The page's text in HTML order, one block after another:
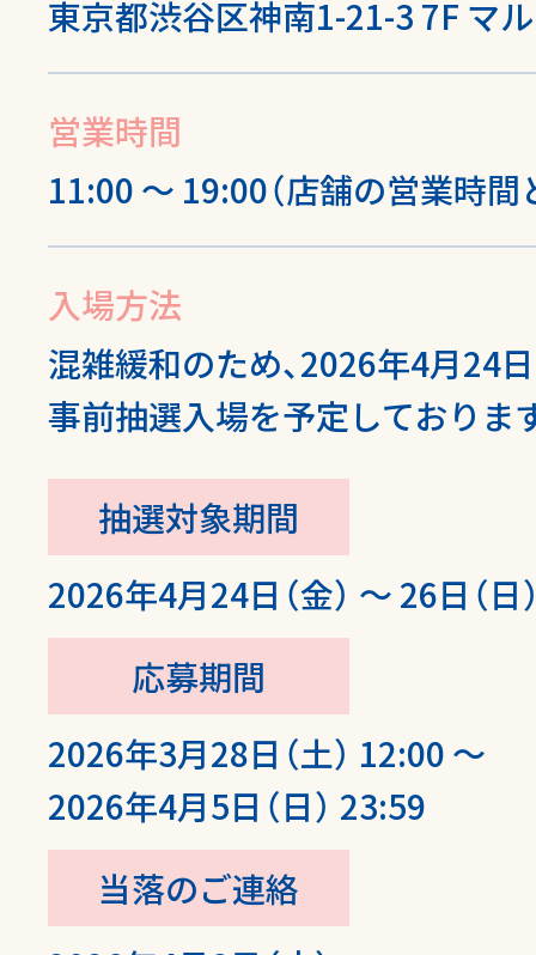
東京都渋谷区神南1-21-3 7F マ
営業時間
11:00 ～ 19:00（店舗の営業時間
入場方法
混雑緩和のため、2026年4月24日
事前抽選入場を予定しておりま
抽選対象期間
2026年4月24日（金） ～ 26日（日
応募期間
2026年3月28日（土） 12:00 ～
2026年4月5日（日） 23:59
当落のご連絡